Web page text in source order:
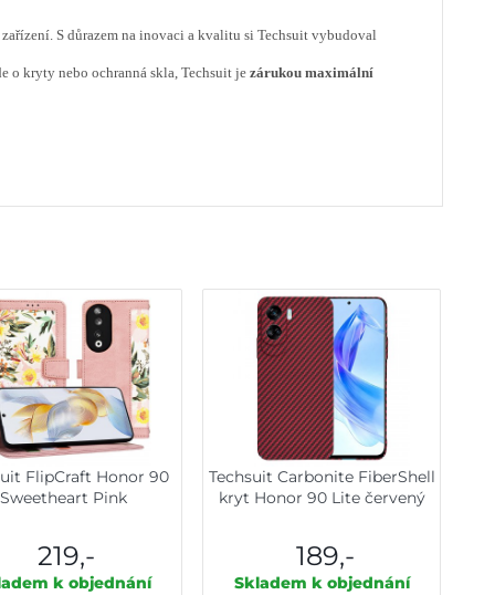
S důrazem na inovaci a kvalitu si Techsuit vybudoval
o kryty nebo ochranná skla, Techsuit je zárukou maximální
FlipCraft Honor 90
Sweetheart Pink
219,-
k objednání
Techsuit Carbonite FiberShell
kryt Honor 90 Lite červený
189,-
Skladem k objednání